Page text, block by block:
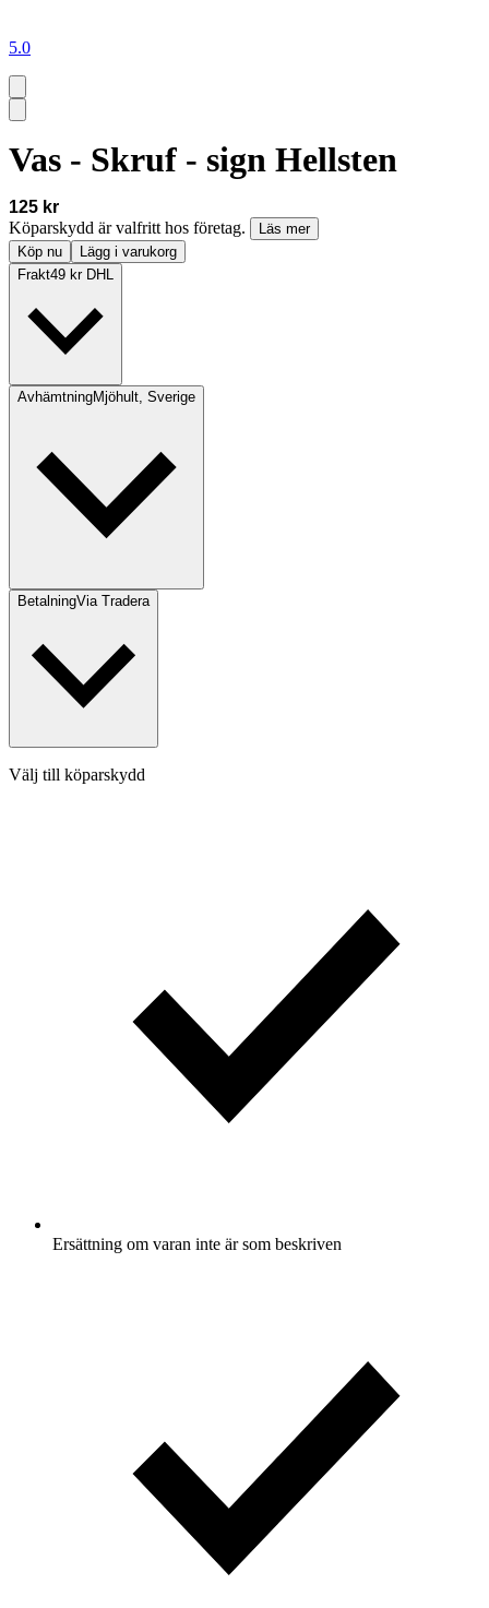
5.0
Vas - Skruf - sign Hellsten
125 kr
Köparskydd är valfritt hos företag.
Läs mer
Köp nu
Lägg i varukorg
Frakt49 kr DHL
AvhämtningMjöhult, Sverige
BetalningVia Tradera
Välj till köparskydd
Ersättning om varan inte är som beskriven